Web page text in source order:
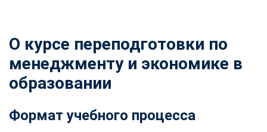
О курсе переподготовки по
менеджменту и экономике в
образовании
Формат учебного процесса